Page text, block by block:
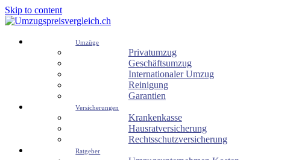
Skip to content
Umzüge
Privatumzug
Geschäftsumzug
Internationaler Umzug
Reinigung
Garantien
Versicherungen
Krankenkasse
Hausratversicherung
Rechtsschutzversicherung
Ratgeber